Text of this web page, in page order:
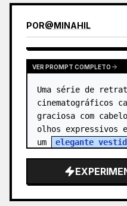
POR@MINAHIL
VER PROMPT COMPLETO
Uma série de
cinematográficos
graciosa com
olhos expressivos
um
elegante